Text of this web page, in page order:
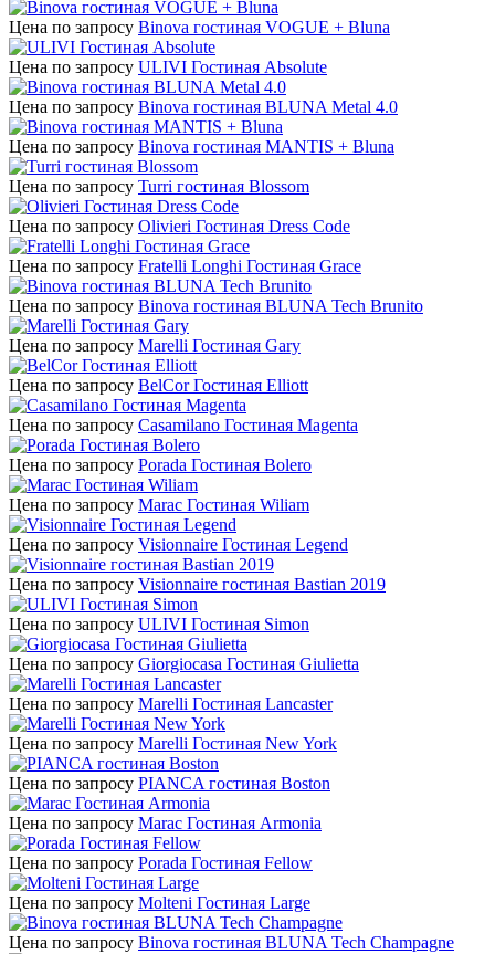
Цена по запросу Binova гостиная VOGUE + Bluna
Цена по запросу ULIVI Гостиная Absolute
Цена по запросу Binova гостиная BLUNA Metal 4.0
Цена по запросу Binova гостиная MANTIS + Bluna
Цена по запросу Turri гостиная Blossom
Цена по запросу Olivieri Гостиная Dress Code
Цена по запросу Fratelli Longhi Гостиная Grace
Цена по запросу Binova гостиная BLUNA Tech Brunito
Цена по запросу Marelli Гостиная Gary
Цена по запросу BelCor Гостиная Elliott
Цена по запросу Casamilano Гостиная Magenta
Цена по запросу Porada Гостиная Bolero
Цена по запросу Marac Гостиная Wiliam
Цена по запросу Visionnaire Гостиная Legend
Цена по запросу Visionnaire гостиная Bastian 2019
Цена по запросу ULIVI Гостиная Simon
Цена по запросу Giorgiocasa Гостиная Giulietta
Цена по запросу Marelli Гостиная Lancaster
Цена по запросу Marelli Гостиная New York
Цена по запросу PIANCA гостиная Boston
Цена по запросу Marac Гостиная Armonia
Цена по запросу Porada Гостиная Fellow
Цена по запросу Molteni Гостиная Large
Цена по запросу Binova гостиная BLUNA Tech Champagne